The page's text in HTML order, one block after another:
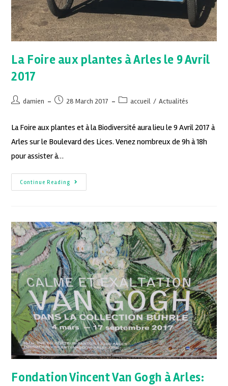
La Foire aux plantes à Arles le 9 Avril
2017
damien 28 March 2017 accueil / Actualités
La Foire aux plantes et à la Biodiversité aura lieu le 9 Avril 2017 à
Arles sur le Boulevard des Lices. Venez nombreux de 9h à 18h
pour assister à…
Continue Reading
Fondation Vincent Van Gogh à Arles: